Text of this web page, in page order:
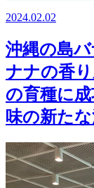
2024.02.02
沖縄の島
ナナの香
の育種に
味の新た